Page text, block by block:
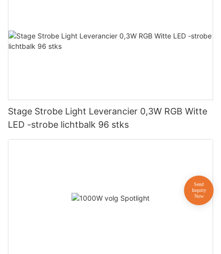
Stage Strobe Light Leverancier 0,3W RGB Witte
LED -strobe lichtbalk 96 stks